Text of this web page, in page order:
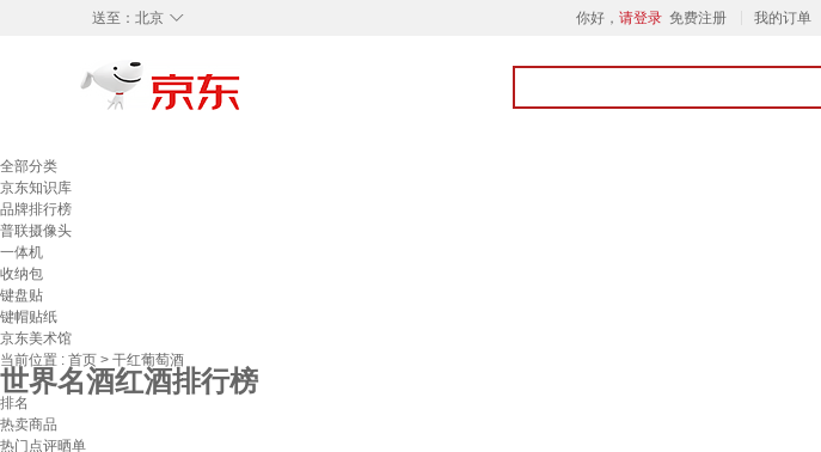
◇
送至： 北京 你好， 请登录 免费注册 我的订单
全部分类
京东知识库
品牌排行榜
普联摄像头
一体机
收纳包
键盘贴
键帽贴纸
京东美术馆
当前位置 : 首页 > 干红葡萄酒
世界名酒红酒排行榜
排名
热卖商品
热门点评晒单